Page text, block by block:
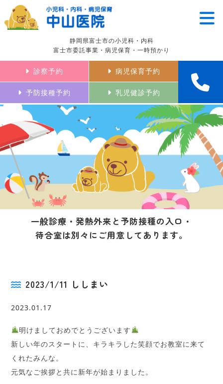
静岡県富士市の小児科・内科
富士市委託事業・病児保育・一時預かり
診察予約 病児保育予約
予防接種予約 乳児健診予約
一般診療・発熱外来と予防接種の入口・
待合室は別々にご用意してあります。
2023/1/11 ししまい
2023.01.17
明けましておめでとうございます
新しい年のスタートに、キラキラした笑顔でお教室に来て
くれたみんな。
元気なご挨拶と共に新年が始まりました。